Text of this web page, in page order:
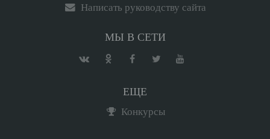
Написать руководству сайта
МЫ В СЕТИ
ЕЩЕ
Конкурсы